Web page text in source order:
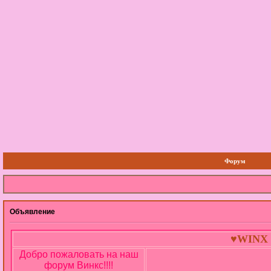
Форум
Объявление
♥WINX
Добро пожаловать на наш
форум Винкс!!!!